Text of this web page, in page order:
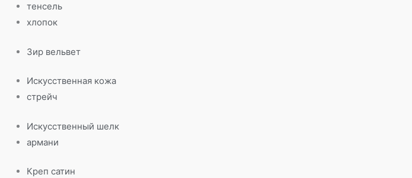
тенсель
хлопок
Зир вельвет
Искусственная кожа
стрейч
Искусственный шелк
армани
Креп сатин